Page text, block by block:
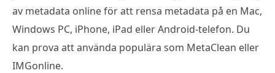
av metadata online för att rensa metadata på en Mac,
Windows PC, iPhone, iPad eller Android-telefon. Du
kan prova att använda populära som MetaClean eller
IMGonline.